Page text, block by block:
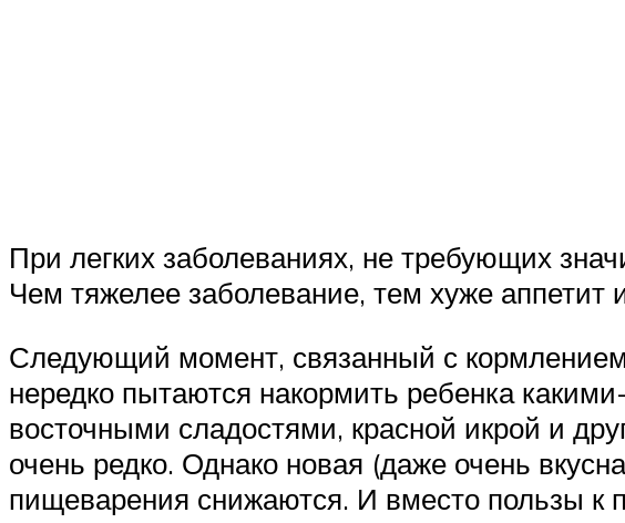
При легких заболеваниях, не требующих
Чем тяжелее заболевание, тем хуже аппетит
Следующий момент, связанный с
нередко пытаются накормить ребенка
восточными сладостями, красной икрой и
очень редко. Однако новая (даже очень
пищеварения снижаются. И вместо пользы к